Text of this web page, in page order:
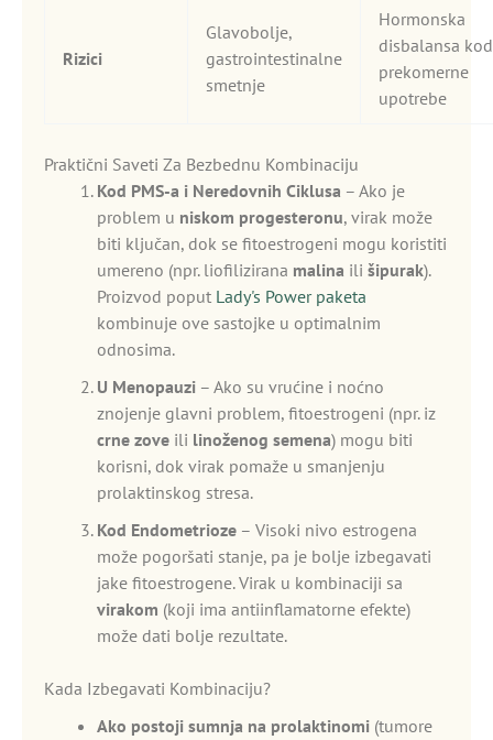
Rizici
Glavobolje,
gastrointestinalne
smetnje
Hormonska
disbalansa kod
prekomerne
upotrebe
Praktični Saveti Za Bezbednu Kombinaciju
Kod PMS-a i Neredovnih Ciklusa – Ako je
problem u niskom progesteronu, virak može
biti ključan, dok se fitoestrogeni mogu koristiti
umereno (npr. liofilizirana malina ili šipurak).
Proizvod poput Lady's Power paketa
kombinuje ove sastojke u optimalnim
odnosima.
U Menopauzi – Ako su vrućine i noćno
znojenje glavni problem, fitoestrogeni (npr. iz
crne zove ili linoženog semena) mogu biti
korisni, dok virak pomaže u smanjenju
prolaktinskog stresa.
Kod Endometrioze – Visoki nivo estrogena
može pogoršati stanje, pa je bolje izbegavati
jake fitoestrogene. Virak u kombinaciji sa
virakom (koji ima antiinflamatorne efekte)
može dati bolje rezultate.
Kada Izbegavati Kombinaciju?
Ako postoji sumnja na prolaktinomi (tumore